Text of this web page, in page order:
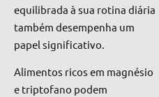
equilibrada à sua rotina diária
também desempenha um
papel significativo.
Alimentos ricos em magnésio
e triptofano podem